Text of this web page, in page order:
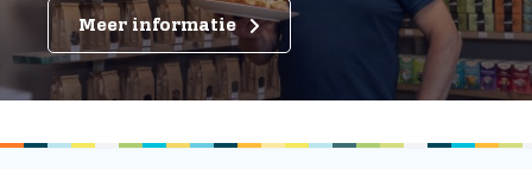
Meer informatie